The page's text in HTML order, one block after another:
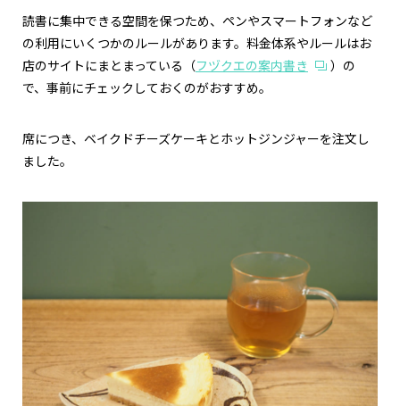
読書に集中できる空間を保つため、ペンやスマートフォンなど
の利用にいくつかのルールがあります。料金体系やルールはお
店のサイトにまとまっている（フヅクエの案内書き
）の
で、事前にチェックしておくのがおすすめ。
席につき、ベイクドチーズケーキとホットジンジャーを注文し
ました。